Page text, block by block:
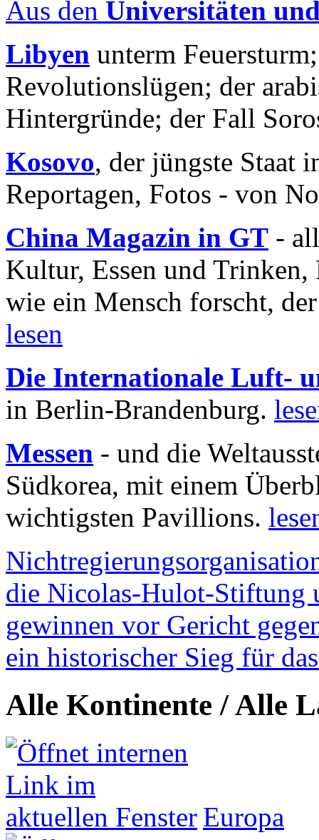
Aus den Universitäten
Libyen unterm
Revolutionslügen; der
Hintergründe; der Fall
Kosovo, der jüngste Staat
Reportagen, Fotos - von
China Magazin in GT -
Kultur, Essen und
wie ein Mensch forscht,
lesen
Die Internationale Luft-
in Berlin-Brandenburg.
Messen - und die
Südkorea, mit einem
wichtigsten Pavillions.
die Nicolas-Hulot-Stiftung
gewinnen vor Gericht
ein historischer Sieg für
Alle Kontinente / Alle
Europa